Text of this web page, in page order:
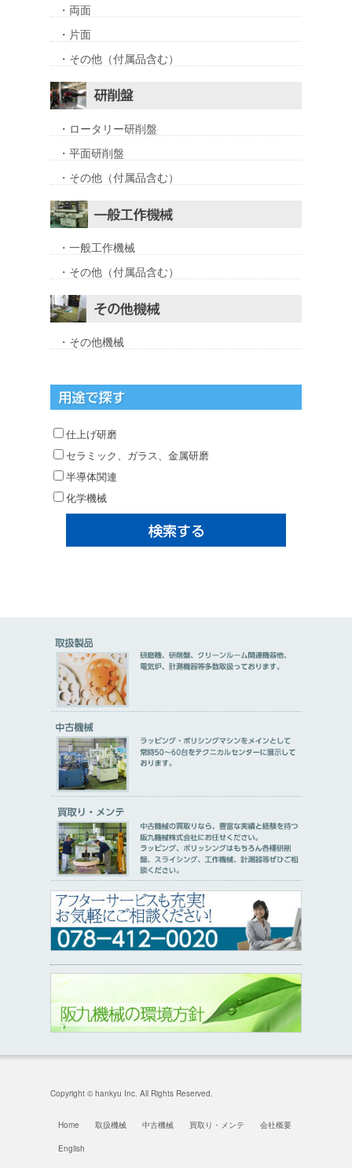
・両面
・片面
・その他（付属品含む）
・ロータリー研削盤
・平面研削盤
・その他（付属品含む）
・一般工作機械
・その他（付属品含む）
・その他機械
仕上げ研磨
セラミック、ガラス、金属研磨
半導体関連
化学機械
Copyright © hankyu Inc. All Rights Reserved.
Home 取扱機械 中古機械 買取り・メンテ 会社概要
English